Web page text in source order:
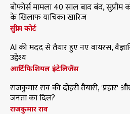
बोफोर्स मामला 40 साल बाद बंद, सुप्रीम
के खिलाफ याचिका खारिज
सुप्रीम कोर्ट
AI की मदद से तैयार हुए नए वायरस,
उद्देश्य
आर्टिफिशियल इंटेलिजेंस
राजकुमार राव की दोहरी तैयारी,
जनता का दिल?
राजकुमार राव